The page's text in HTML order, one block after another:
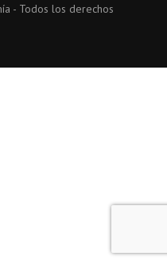
- Todos los derechos